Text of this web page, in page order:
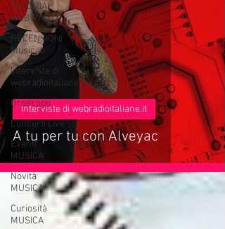
TUTORIAL
WEB RADIO
RECENSIONI
Musicali
Interviste di
webradioitaliane.it
Oroscopo
Concerti Live
Eventi
MUSICA
Novità
MUSICA
Curiosità
MUSICA
A tu per tu con Alveyac
Interviste di webradioitaliane.it